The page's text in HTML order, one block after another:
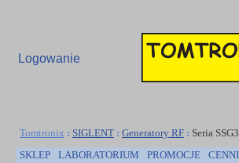
Logowanie
Tomtronix : SIGLENT : Generatory RF : Seria
SKLEP
LABORATORIUM PROMOCJE